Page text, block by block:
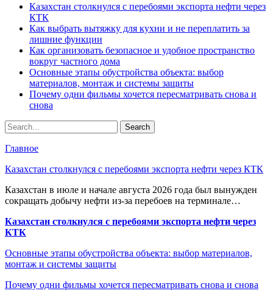
Казахстан столкнулся с перебоями экспорта нефти через
КТК
Как выбрать вытяжку для кухни и не переплатить за
лишние функции
Как организовать безопасное и удобное пространство
вокруг частного дома
Основные этапы обустройства объекта: выбор
материалов, монтаж и системы защиты
Почему одни фильмы хочется пересматривать снова и
снова
Главное
Казахстан столкнулся с перебоями экспорта нефти через КТК
Казахстан в июле и начале августа 2026 года был вынужден
сокращать добычу нефти из-за перебоев на терминале…
Казахстан столкнулся с перебоями экспорта нефти через
КТК
Основные этапы обустройства объекта: выбор материалов,
монтаж и системы защиты
Почему одни фильмы хочется пересматривать снова и снова